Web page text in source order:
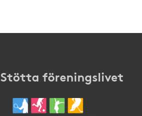
Stötta föreningslivet